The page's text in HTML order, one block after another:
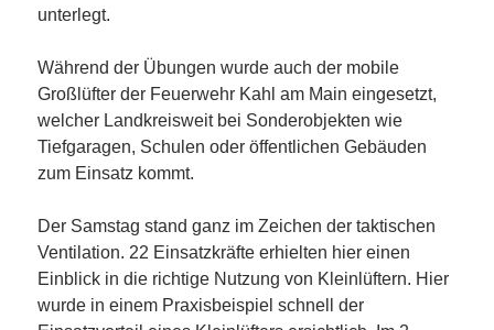
unterlegt.
Während der Übungen wurde auch der mobile
Großlüfter der Feuerwehr Kahl am Main eingesetzt,
welcher Landkreisweit bei Sonderobjekten wie
Tiefgaragen, Schulen oder öffentlichen Gebäuden
zum Einsatz kommt.
Der Samstag stand ganz im Zeichen der taktischen
Ventilation. 22 Einsatzkräfte erhielten hier einen
Einblick in die richtige Nutzung von Kleinlüftern. Hier
wurde in einem Praxisbeispiel schnell der